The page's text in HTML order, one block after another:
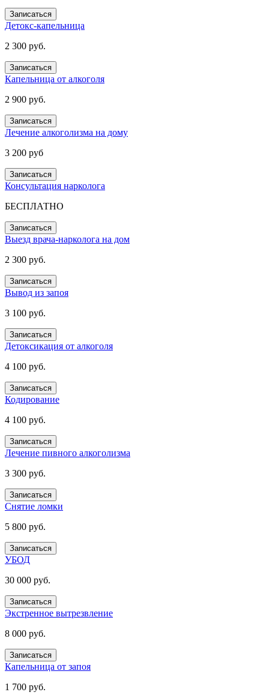
Записаться
Детокс-капельница
2 300 руб.
Записаться
Капельница от алкоголя
2 900 руб.
Записаться
Лечение алкоголизма на дому
3 200 руб
Записаться
Консультация нарколога
БЕСПЛАТНО
Записаться
Выезд врача-нарколога на дом
2 300 руб.
Записаться
Вывод из запоя
3 100 руб.
Записаться
Детоксикация от алкоголя
4 100 руб.
Записаться
Кодирование
4 100 руб.
Записаться
Лечение пивного алкоголизма
3 300 руб.
Записаться
Снятие ломки
5 800 руб.
Записаться
УБОД
30 000 руб.
Записаться
Экстренное вытрезвление
8 000 руб.
Записаться
Капельница от запоя
1 700 руб.